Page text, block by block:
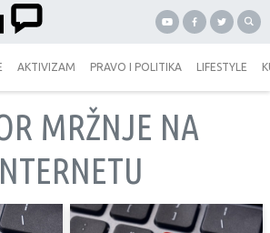
AKTIVIZAM PRAVO I POLITIKA LIFESTYLE
MRŽNJE NA